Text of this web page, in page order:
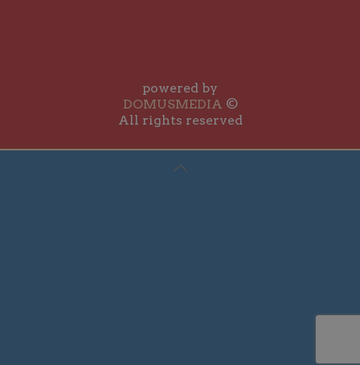
powered by
DOMUSMEDIA ©
All rights reserved